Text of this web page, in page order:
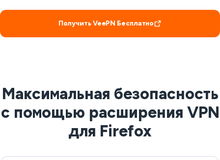
Получить VeePN Бесплатно
Максимальная безопасность
с помощью расширения VPN
для Firefox